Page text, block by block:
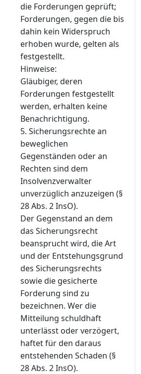
die Forderungen geprüft;
Forderungen, gegen die bis
dahin kein Widerspruch
erhoben wurde, gelten als
festgestellt.
Hinweise:
Gläubiger, deren
Forderungen festgestellt
werden, erhalten keine
Benachrichtigung.
5. Sicherungsrechte an
beweglichen
Gegenständen oder an
Rechten sind dem
Insolvenzverwalter
unverzüglich anzuzeigen (§
28 Abs. 2 InsO).
Der Gegenstand an dem
das Sicherungsrecht
beansprucht wird, die Art
und der Entstehungsgrund
des Sicherungsrechts
sowie die gesicherte
Forderung sind zu
bezeichnen. Wer die
Mitteilung schuldhaft
unterlässt oder verzögert,
haftet für den daraus
entstehenden Schaden (§
28 Abs. 2 InsO).